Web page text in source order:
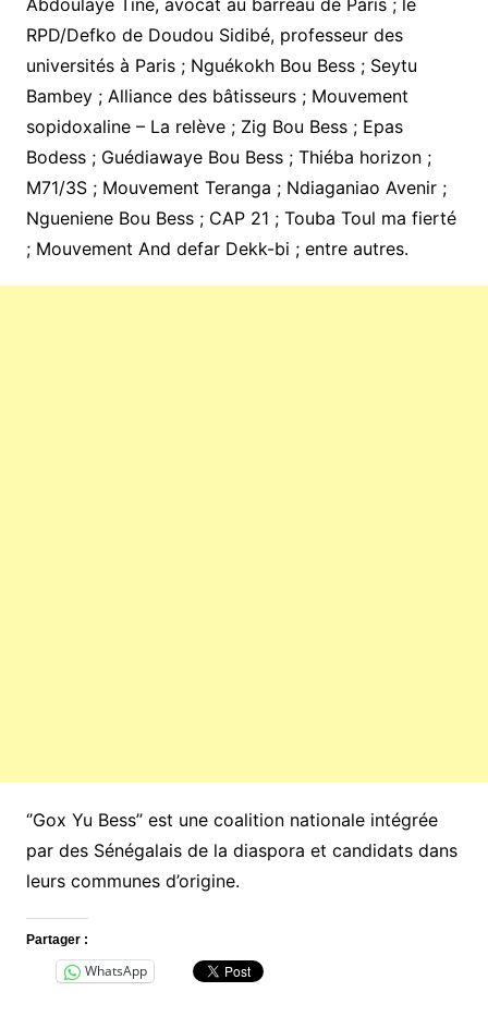
RPD/Defko de Doudou Sidibé, professeur des
universités à Paris ; Nguékokh Bou Bess ; Seytu
Bambey ; Alliance des bâtisseurs ; Mouvement
sopidoxaline – La relève ; Zig Bou Bess ; Epas
Bodess ; Guédiawaye Bou Bess ; Thiéba horizon ;
M71/3S ; Mouvement Teranga ; Ndiaganiao Avenir ;
Ngueniene Bou Bess ; CAP 21 ; Touba Toul ma fierté
; Mouvement And defar Dekk-bi ; entre autres.
‘’Gox Yu Bess’’ est une coalition nationale intégrée
par des Sénégalais de la diaspora et candidats dans
leurs communes d’origine.
Partager :
WhatsApp